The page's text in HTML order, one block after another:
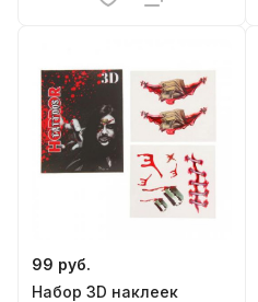
99 руб.
Набор 3D наклеек